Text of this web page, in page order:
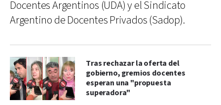
Docentes Argentinos (UDA) y el Sindicato
Argentino de Docentes Privados (Sadop).
Tras rechazar la oferta del
gobierno, gremios docentes
esperan una "propuesta
superadora"